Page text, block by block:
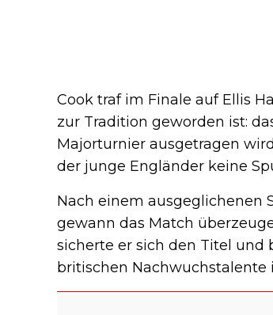
Cook traf im Finale auf Ellis
zur Tradition geworden ist:
Majorturnier ausgetragen
der junge Engländer keine
Nach einem ausgeglichenen
gewann das Match
sicherte er sich den Titel und
britischen Nachwuchstalente